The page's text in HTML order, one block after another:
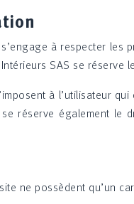
à respecter
SAS se
à l’utilisateur
réserve également
ne possèdent qu’un